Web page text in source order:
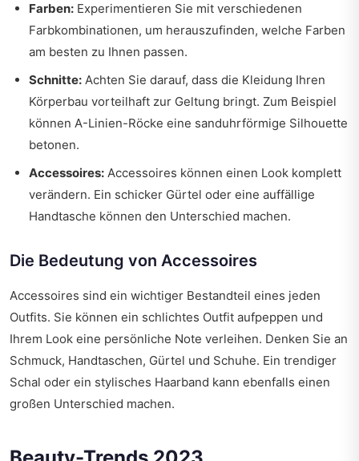
Farben: Experimentieren Sie mit verschiedenen
Farbkombinationen, um herauszufinden, welche Farben
am besten zu Ihnen passen.
Schnitte: Achten Sie darauf, dass die Kleidung Ihren
Körperbau vorteilhaft zur Geltung bringt. Zum Beispiel
können A-Linien-Röcke eine sanduhrförmige Silhouette
betonen.
Accessoires: Accessoires können einen Look komplett
verändern. Ein schicker Gürtel oder eine auffällige
Handtasche können den Unterschied machen.
Die Bedeutung von Accessoires
Accessoires sind ein wichtiger Bestandteil eines jeden
Outfits. Sie können ein schlichtes Outfit aufpeppen und
Ihrem Look eine persönliche Note verleihen. Denken Sie an
Schmuck, Handtaschen, Gürtel und Schuhe. Ein trendiger
Schal oder ein stylisches Haarband kann ebenfalls einen
großen Unterschied machen.